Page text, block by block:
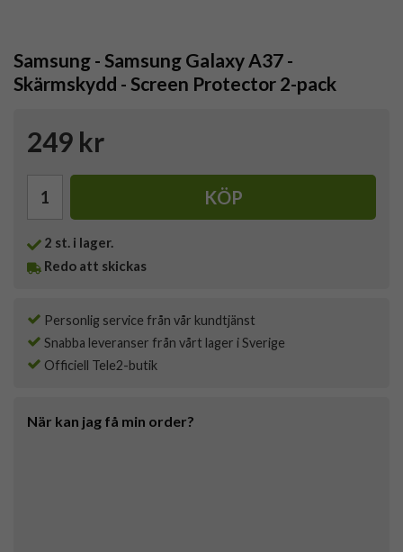
Samsung - Samsung Galaxy A37 -
Skärmskydd - Screen Protector 2-pack
249 kr
KÖP
2 st. i lager.
Redo att skickas
Personlig service från vår kundtjänst
Snabba leveranser från vårt lager i Sverige
Officiell Tele2-butik
När kan jag få min order?